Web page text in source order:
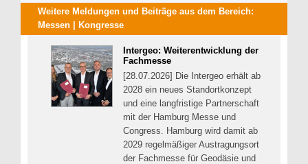
Weitere Meldungen und Beiträge aus dem Bereich:
Messen | Kongresse
Intergeo: Weiterentwicklung der
Fachmesse
[28.07.2026] Die Intergeo erhält ab
2028 ein neues Standortkonzept
und eine langfristige Partnerschaft
mit der Hamburg Messe und
Congress. Hamburg wird damit ab
2029 regelmäßiger Austragungsort
der Fachmesse für Geodäsie und